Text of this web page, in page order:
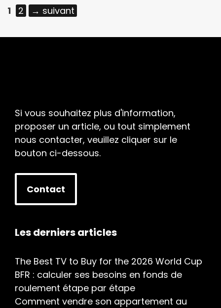
Page
1 Page
2 → suivant
Si vous souhaitez plus d'information,
proposer un article, ou tout simplement
nous contacter, veuillez cliquer sur le
bouton ci-dessous.
Contact
Les derniers articles
The Best TV to Buy for the 2026 World Cup
BFR : calculer ses besoins en fonds de
roulement étape par étape
Comment vendre son appartement au